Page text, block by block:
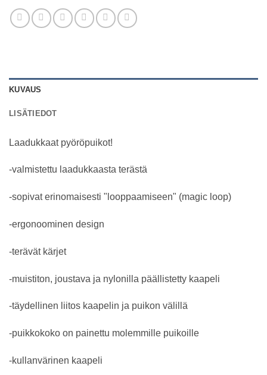
KUVAUS
LISÄTIEDOT
Laadukkaat pyöröpuikot!
-valmistettu laadukkaasta terästä
-sopivat erinomaisesti "looppaamiseen" (magic loop)
-ergonoominen design
-terävät kärjet
-muistiton, joustava ja nylonilla päällistetty kaapeli
-täydellinen liitos kaapelin ja puikon välillä
-puikkokoko on painettu molemmille puikoille
-kullanvärinen kaapeli